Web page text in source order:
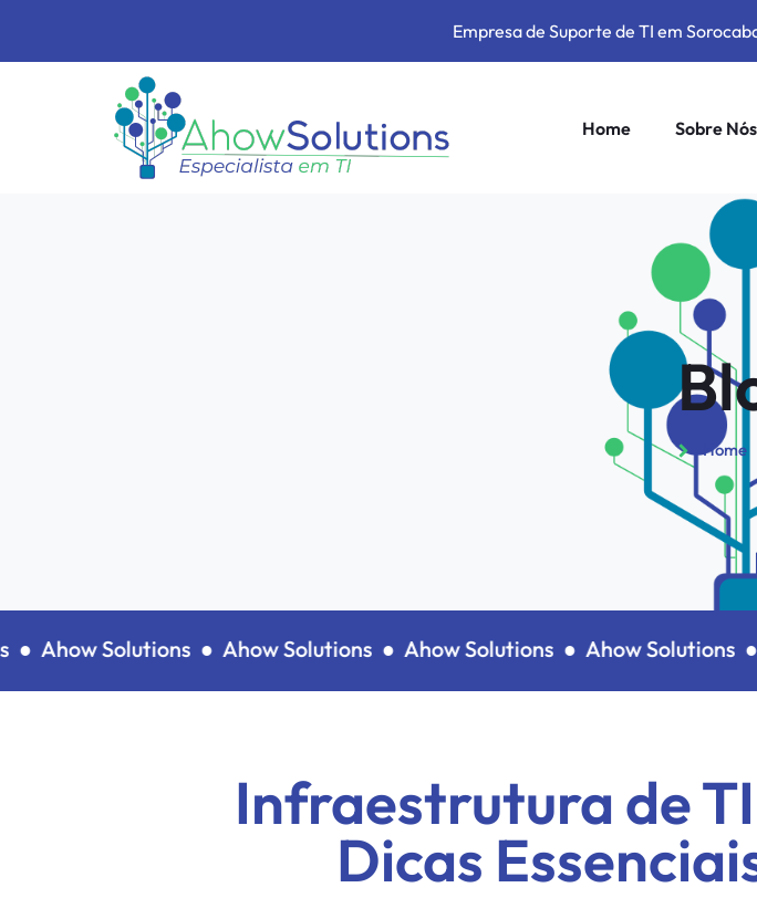
Empresa de Suporte de TI em
Home Sobre Nós
Home
Ahow Solutions ●Ahow Solutions ●Ahow Solutions ●Ahow Solutions ●
Infraestrutura de
Dicas